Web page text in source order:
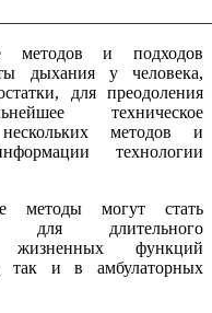
методов и подходов
дыхания у человека,
для преодоления
техническое
нескольких методов и
технологии
методы могут стать
для длительного
жизненных функций
так и в амбулаторных